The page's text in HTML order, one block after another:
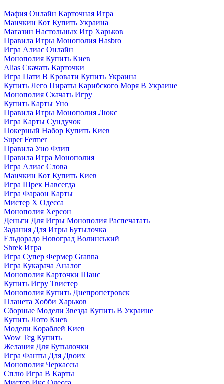
Мафия Онлайн Карточная Игра
Манчкин Кот Купить Украина
Магазин Настольных Игр Харьков
Правила Игры Монополия Hasbro
Игра Алиас Онлайн
Монополия Купить Киев
Alias Скачать Карточки
Игра Пати В Кровати Купить Украина
Купить Лего Пираты Карибского Моря В Украине
Монополия Скачать Игру
Купить Карты Уно
Правила Игры Монополия Люкс
Игра Карты Сундучок
Покерный Набор Купить Киев
Super Fermer
Правила Уно Флип
Правила Игра Монополия
Игра Алиас Слова
Манчкин Кот Купить Киев
Игра Шрек Навсегда
Игра Фараон Карты
Мистер Х Одесса
Монополия Херсон
Деньги Для Игры Монополия Распечатать
Задания Для Игры Бутылочка
Ельдорадо Новоград Волинський
Shrek Игра
Игра Супер Фермер Granna
Игра Кукарача Аналог
Монополия Карточки Шанс
Купить Игру Твистер
Монополия Купить Днепропетровск
Планета Хобби Харьков
Сборные Модели Звезда Купить В Украине
Купить Лото Киев
Модели Кораблей Киев
Wow Tcg Купить
Желания Для Бутылочки
Игра Фанты Для Двоих
Монополия Черкассы
Сплю Игра В Карты